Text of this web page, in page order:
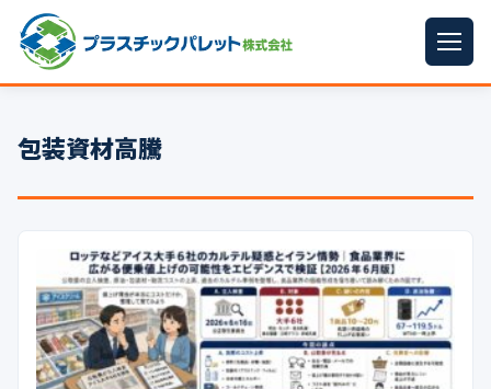
パレットサイズ
プラパレット ▼
コンテナ
中古パレット
再生原料
包装資材高騰